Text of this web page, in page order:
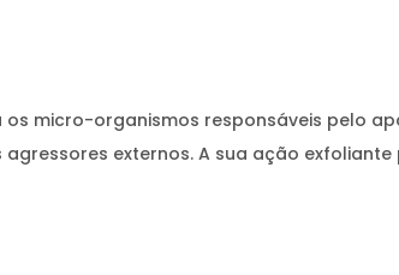
os micro-organismos responsáveis pelo
externos. A sua ação